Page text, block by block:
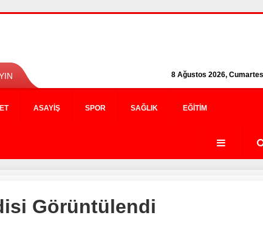
8 Ağustos 2026,
ASAYIŞ SPOR SAĞLIK EĞITIM
Görüntülendi